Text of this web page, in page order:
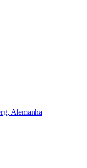
Alemanha